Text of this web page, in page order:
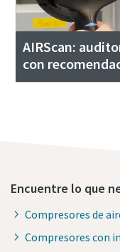
AIRScan:
con
Encuentre lo que
Compresores de
Compresores con